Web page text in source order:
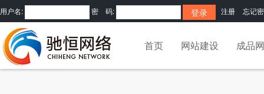
用户名: 密 码: 注册 忘记
首页 网站建设 成品